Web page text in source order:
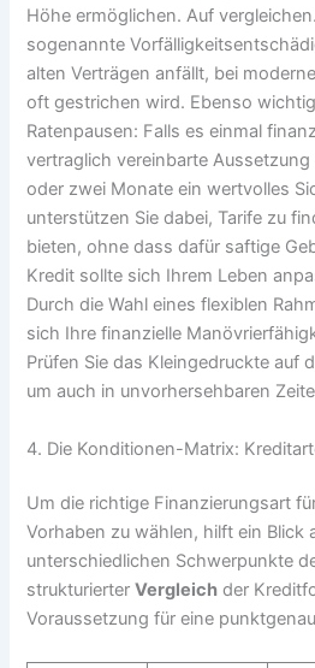
Höhe ermöglichen. Auf
sogenannte
alten Verträgen anfällt, bei
oft gestrichen wird. Ebenso
Ratenpausen: Falls es einmal
vertraglich vereinbarte
oder zwei Monate ein wertvolles
unterstützen Sie dabei, Tarife zu
bieten, ohne dass dafür saftige
Kredit sollte sich Ihrem Leben
Durch die Wahl eines flexiblen
sich Ihre finanzielle
Prüfen Sie das Kleingedruckte auf
um auch in unvorhersehbaren
4. Die Konditionen-Matrix:
Um die richtige Finanzierungsart
Vorhaben zu wählen, hilft ein Blick
unterschiedlichen Schwerpunkte
strukturierterVergleich der
Voraussetzung für eine